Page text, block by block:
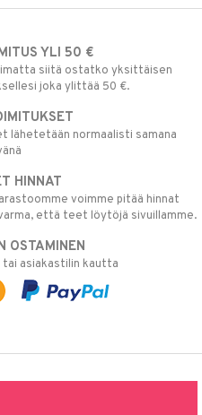
YLI 50 €
siitä ostatko yksittäisen
joka ylittää 50 €.
lähetetään normaalisti samana
HINNAT
voimme pitää hinnat
että teet löytöjä sivuillamme.
OSTAMINEN
tai asiakastilin kautta